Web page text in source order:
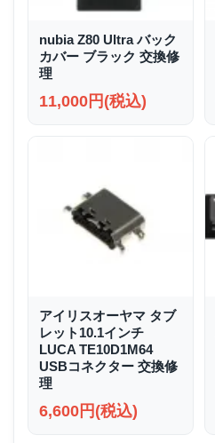
nubia Z80 Ultra バック
カバー ブラック 交換修
理
11,000円(税込)
アイリスオーヤマ タブ
レット10.1インチ
LUCA TE10D1M64
USBコネクター 交換修
理
6,600円(税込)